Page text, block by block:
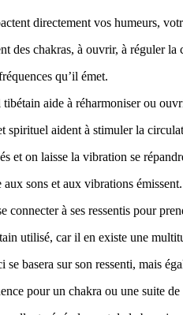
directement vos humeurs,
des chakras, à ouvrir, à réguler
qu’il émet.
aide à réharmoniser ou
spirituel aident à stimuler la
et on laisse la vibration se
sons et aux vibrations émissent.
connecter à ses ressentis pour
utilisé, car il en existe une
basera sur son ressenti, mais
pour un chakra ou une suite